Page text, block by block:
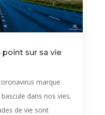
point sur sa vie
marque
dans nos vies.
de vie sont